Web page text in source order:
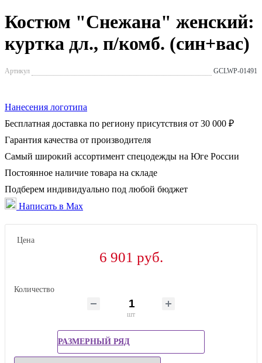
Костюм "Снежана" женский:
куртка дл., п/комб. (син+вас)
Артикул GCLWP-01491
Нанесения логотипа
Бесплатная доставка по региону присутствия от 30 000 ₽
Гарантия качества от производителя
Самый широкий ассортимент спецодежды на Юге России
Постоянное наличие товара на складе
Подберем индивидуально под любой бюджет
Написать в Max
Цена
6 901 руб.
Количество
шт
РАЗМЕРНЫЙ РЯД